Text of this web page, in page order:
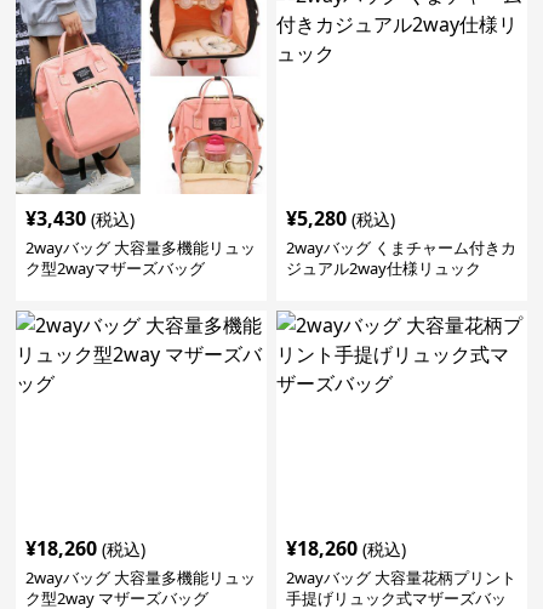
¥3,430 (税込)
2wayバッグ 大容量多機能リュッ
ク型2wayマザーズバッグ
¥5,280 (税込)
2wayバッグ くまチャーム付きカ
ジュアル2way仕様リュック
¥18,260 (税込)
2wayバッグ 大容量多機能リュッ
ク型2way マザーズバッグ
¥18,260 (税込)
2wayバッグ 大容量花柄プリント
手提げリュック式マザーズバッ